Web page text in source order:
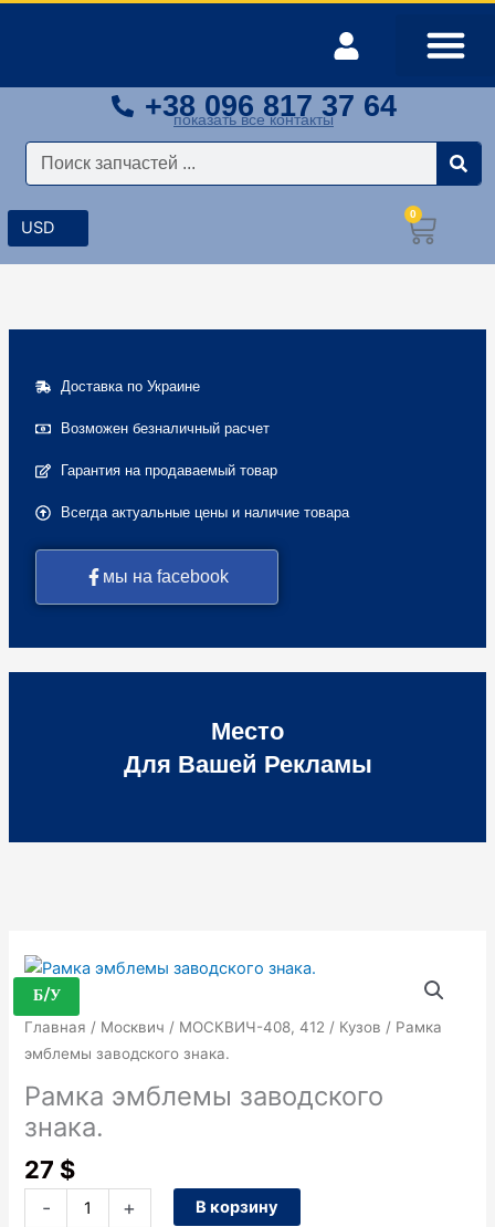
+38 096 817 37 64
показать все контакты
Поиск
0
Доставка по Украине
Возможен безналичный расчет
Гарантия на продаваемый товар
Всегда актуальные цены и наличие товара
мы на facebook
Место
Для Вашей Рекламы
Б/У
Главная / Москвич / МОСКВИЧ-408, 412 / Кузов / Рамка
эмблемы заводского знака.
Рамка эмблемы заводского
знака.
27 $
-
Количество
товара
Рамка
эмблемы
знака.
+ В корзину